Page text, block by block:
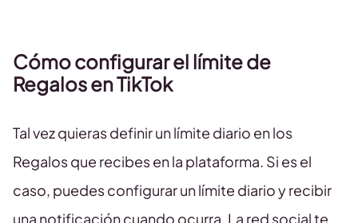
Cómo configurar el límite de
Regalos en TikTok
Tal vez quieras definir un límite diario en los
Regalos que recibes en la plataforma. Si es el
caso, puedes configurar un límite diario y recibir
una notificación cuando ocurra. La red social te